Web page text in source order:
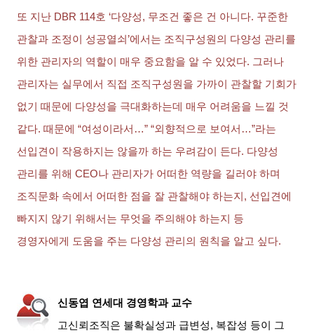
또 지난 DBR 114호 ‘다양성, 무조건 좋은 건 아니다. 꾸준한
관찰과 조정이 성공열쇠 ’에서는 조직구성원의 다양성 관리를
위한 관리자의 역할이 매우 중요함을 알 수 있었다. 그러나
관리자는 실무에서 직접 조직구성원을 가까이 관찰할 기회가
없기 때문에 다양성을 극대화하는데 매우 어려움을 느낄 것
같다.때문에 “여성이라서 …” “외향적으로 보여서 …”라는
선입견이 작용하지는 않을까 하는 우려감이 든다. 다양성
관리를 위해 CEO나 관리자가 어떠한 역량을 길러야 하며
조직문화 속에서 어떠한 점을 잘 관찰해야 하는지 , 선입견에
빠지지 않기 위해서는 무엇을 주의해야 하는지 등
경영자에게 도움을 주는 다양성 관리의 원칙을 알고 싶다.
신동엽 연세대 경영학과 교수
고신뢰조직은 불확실성과 급변성, 복잡성 등이 그